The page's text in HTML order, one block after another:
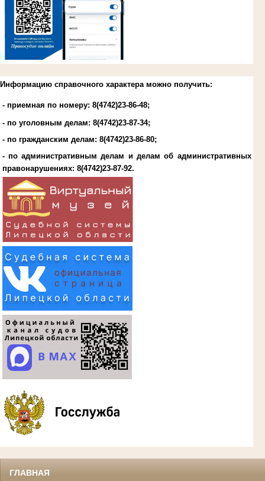
Информацию справочного характера можно получить:
- приемная по номеру: 8(4742)23-86-48;
- по уголовным делам: 8(4742)23-87-34;
- по гражданским делам: 8(4742)23-86-80;
- по административным делам и делам об административных
правонарушениях: 8(4742)23-87-92.
ГЛАВНАЯ